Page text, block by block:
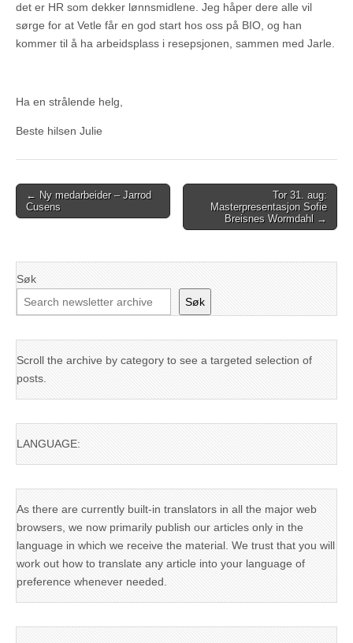
det er HR som dekker lønnsmidlene. Jeg håper dere alle vil
sørge for at Vetle får en god start hos oss på BIO, og han
kommer til å ha arbeidsplass i resepsjonen, sammen med Jarle.
Ha en strålende helg,
Beste hilsen Julie
Post
navigation
← Ny medarbeider – Jarrod
Cusens
Tor 31. aug:
Masterpresentasjon Sofie
Breisnes Wormdahl →
Søk
Søk
Scroll the archive by category to see a targeted selection of
posts.
LANGUAGE:
As there are currently built-in translators in all the major web
browsers, we now primarily publish our articles only in the
language in which we receive the material. We trust that you will
work out how to translate any article into your language of
preference whenever needed.